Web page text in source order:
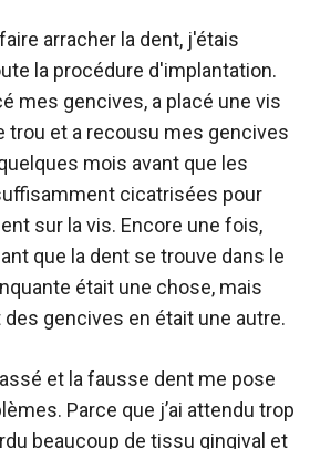
arracher la dent, j'étais
la procédure d'implantation.
mes gencives, a placé une vis
trou et a recousu mes gencives
mois avant que les
cicatrisées pour
sur la vis. Encore une fois,
que la dent se trouve dans le
était une chose, mais
gencives en était une autre.
et la fausse dent me pose
Parce que j’ai attendu trop
beaucoup de tissu gingival et